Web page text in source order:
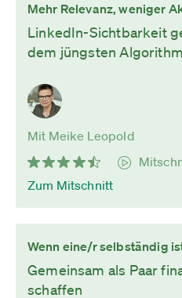
Mehr Relevanz, weniger
LinkedIn-Sichtbarkeit
dem jüngsten
Mit Meike Leopold
Zum Mitschnitt
Wenn eine/r selbständig
Gemeinsam als Paar
schaffen